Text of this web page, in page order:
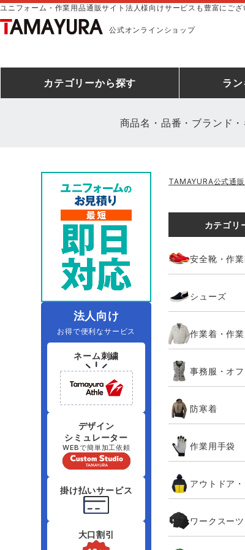
ユニフォーム・作業用品通販サイト法人様向けサービスも豊富にござ
公式オンラインショップ
カテゴリーから探す
防寒着
コンプレッションウェア
ヤッケ
ファン付きウェア（空調服シリー
ズ）
ラ
ミズノ安全靴ランキング
空調服ランキング コ
レインウェアランキング ア
アイトス ランキング
アイズフロンティア
クロダルマ 桑和
住商モンブラン ボンマックス
シンメン 日進ゴム
タカヤ商事
アタックベース サンエス
藤井電工
農作業服
DIY・日曜大工作業服 飲
夜間・高視認性安全服 医
商品名・品番・ブランド
法人向け
お得で便利なサービス
ネーム刺繍
デザイン
シミュレーター
WEBで簡単加工依頼
掛け払いサービス
大口割引
TAMAYURA公式通
カテゴリ
安全靴・作
シューズ
作業着・作
事務服・オ
防寒着
作業用手袋
アウトドア
ワークスーツ